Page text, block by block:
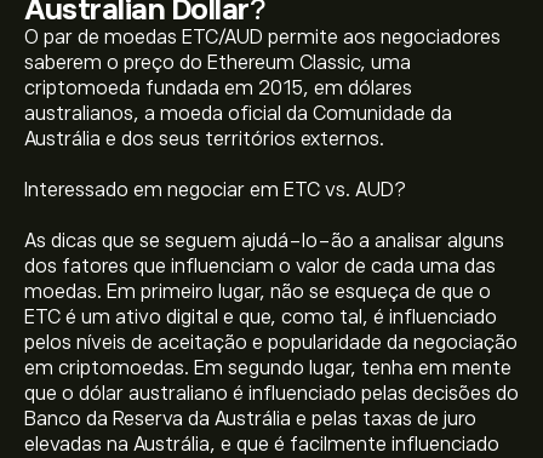
Australian Dollar?
O par de moedas ETC/AUD permite aos negociadores
saberem o preço do Ethereum Classic, uma
criptomoeda fundada em 2015, em dólares
australianos, a moeda oficial da Comunidade da
Austrália e dos seus territórios externos.
Interessado em negociar em ETC vs. AUD?
As dicas que se seguem ajudá-lo-ão a analisar alguns
dos fatores que influenciam o valor de cada uma das
moedas. Em primeiro lugar, não se esqueça de que o
ETC é um ativo digital e que, como tal, é influenciado
pelos níveis de aceitação e popularidade da negociação
em criptomoedas. Em segundo lugar, tenha em mente
que o dólar australiano é influenciado pelas decisões do
Banco da Reserva da Austrália e pelas taxas de juro
elevadas na Austrália, e que é facilmente influenciado